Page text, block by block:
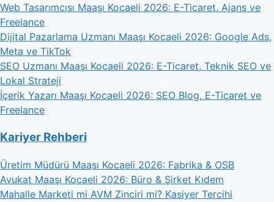
Web Tasarımcısı Maaşı Kocaeli 2026: E-Ticaret, Ajans ve
Freelance
Dijital Pazarlama Uzmanı Maaşı Kocaeli 2026: Google Ads,
Meta ve TikTok
SEO Uzmanı Maaşı Kocaeli 2026: E-Ticaret, Teknik SEO ve
Lokal Strateji
İçerik Yazarı Maaşı Kocaeli 2026: SEO Blog, E-Ticaret ve
Freelance
Kariyer Rehberi
Üretim Müdürü Maaşı Kocaeli 2026: Fabrika & OSB
Avukat Maaşı Kocaeli 2026: Büro & Şirket Kıdem
Mahalle Marketi mi AVM Zinciri mi? Kasiyer Tercihi